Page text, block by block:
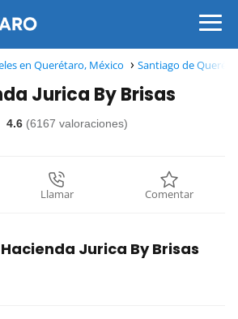
en Querétaro, México Santiago de
Jurica By Brisas
4.6 (6167 valoraciones)
Llamar Comentar
Jurica By Brisas